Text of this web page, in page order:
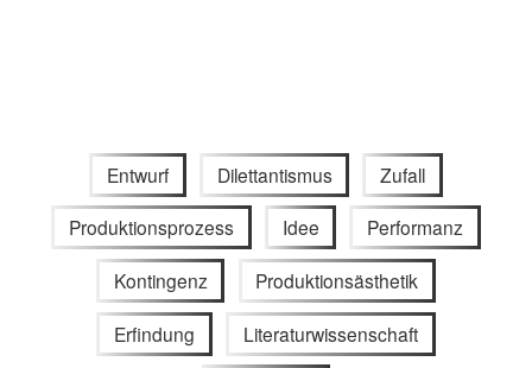
Entwurf Dilettantismus Zufall
Produktionsprozess Idee Performanz
Kontingenz Produktionsästhetik
Erfindung Literaturwissenschaft